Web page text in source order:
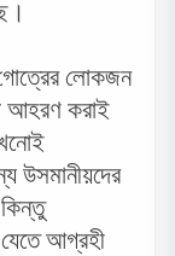
গোত্রের লোকজন
আহরণ করাই
উসমানীয়দের
যেতে আগ্রহী